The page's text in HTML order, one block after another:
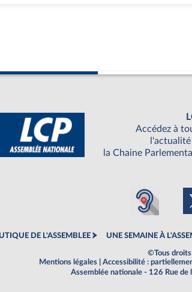
Accédez à
la Chaine
DE L'ASSEMBLEE UNE SEMAINE À
©Tous
Mentions légales
Accessibilité :
Assemblée nationale - 126 Rue